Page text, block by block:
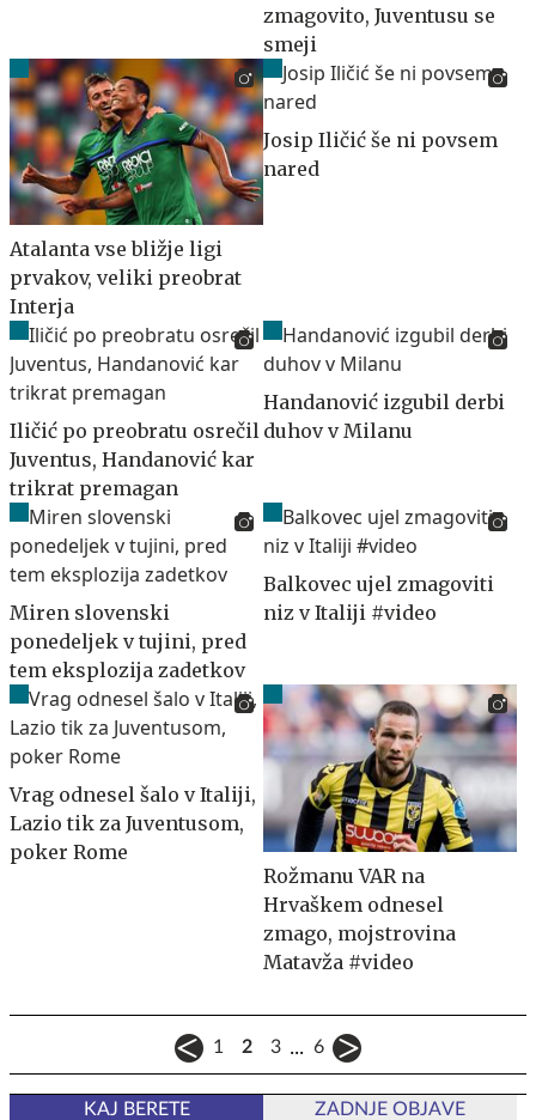
zmagovito, Juventusu se
smeji
Atalanta vse bližje ligi
prvakov, veliki preobrat
Interja
Josip Iličić še ni povsem
nared
Iličić po preobratu osrečil
Juventus, Handanović kar
trikrat premagan
Handanović izgubil derbi
duhov v Milanu
Miren slovenski
ponedeljek v tujini, pred
tem eksplozija zadetkov
Balkovec ujel zmagoviti
niz v Italiji #video
Vrag odnesel šalo v Italiji,
Lazio tik za Juventusom,
poker Rome
Rožmanu VAR na
Hrvaškem odnesel
zmago, mojstrovina
Matavža #video
1 2 3 ... 6
KAJ BERETE ZADNJE OBJAVE